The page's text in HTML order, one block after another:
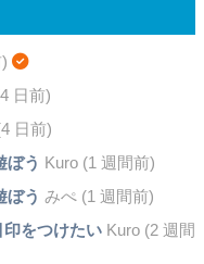
日前)
日前)
ぼう Kuro (1 週間前)
ぼう みぺ (1 週間前)
印をつけたいKuro (2 週間